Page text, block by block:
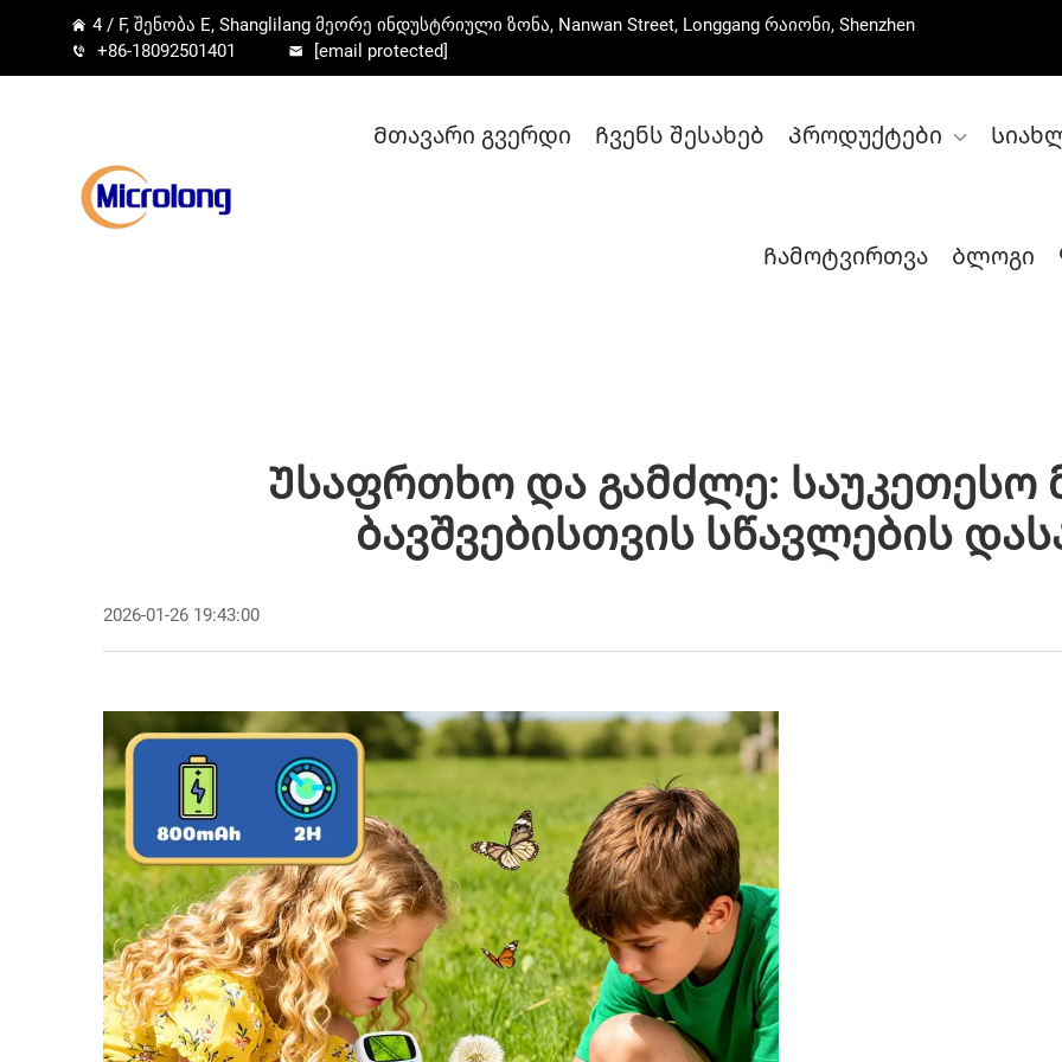
4 / F, შენობა E, Shanglilang მეორე ინდუსტრიული ზონა, Nanwan Street, Longgang რაიონი, Shenzhen
+86-18092501401
[email protected]
Მთავარი გვერდი Ჩვენს შესახებ Პროდუქტები
Ჩამოტვირთვა Ბლოგი
Უსაფრთხო Და Გამძლე: Საუკეთესო
Ბავშვებისთვის Სწავლების
2026-01-26 19:43:00